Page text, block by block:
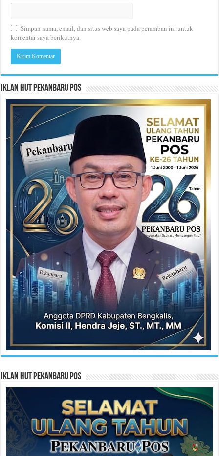
Simpan nama, email, dan situs web saya pada peramban ini untuk
komentar saya berikutnya.
Iklan HUT Pekanbaru Pos
Iklan HUT Pekanbaru Pos